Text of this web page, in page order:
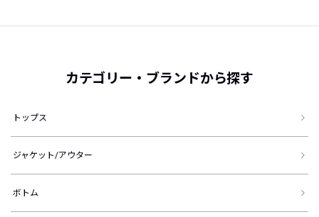
カテゴリー・ブランドから探す
トップス
ジャケット/アウター
ボトム